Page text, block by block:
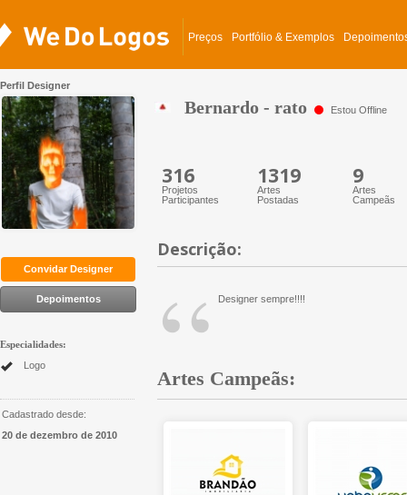
Preços Portfólio & Exemplos
Convidar Designer
Depoimentos
Especialidades:
Logo
Cadastrado desde:
20 de dezembro de 2010
Bernardo - rato Estou Offline
Perfil Designer
316
Projetos
Participantes
1319
Artes
Postadas
9
Artes
Campeãs
Descrição:
“ Designer sempre!!!!
Artes Campeãs: